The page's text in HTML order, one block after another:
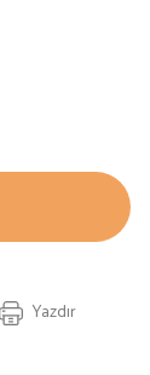
Yazdır